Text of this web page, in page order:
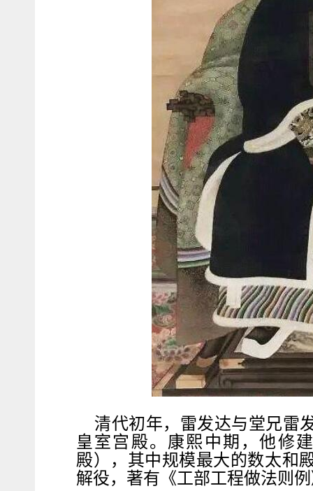
清代初年，雷发达与堂兄雷
皇室宫殿。康熙中期，他修
殿），其中规模最大的数太和
解役，著有《工部工程做法则